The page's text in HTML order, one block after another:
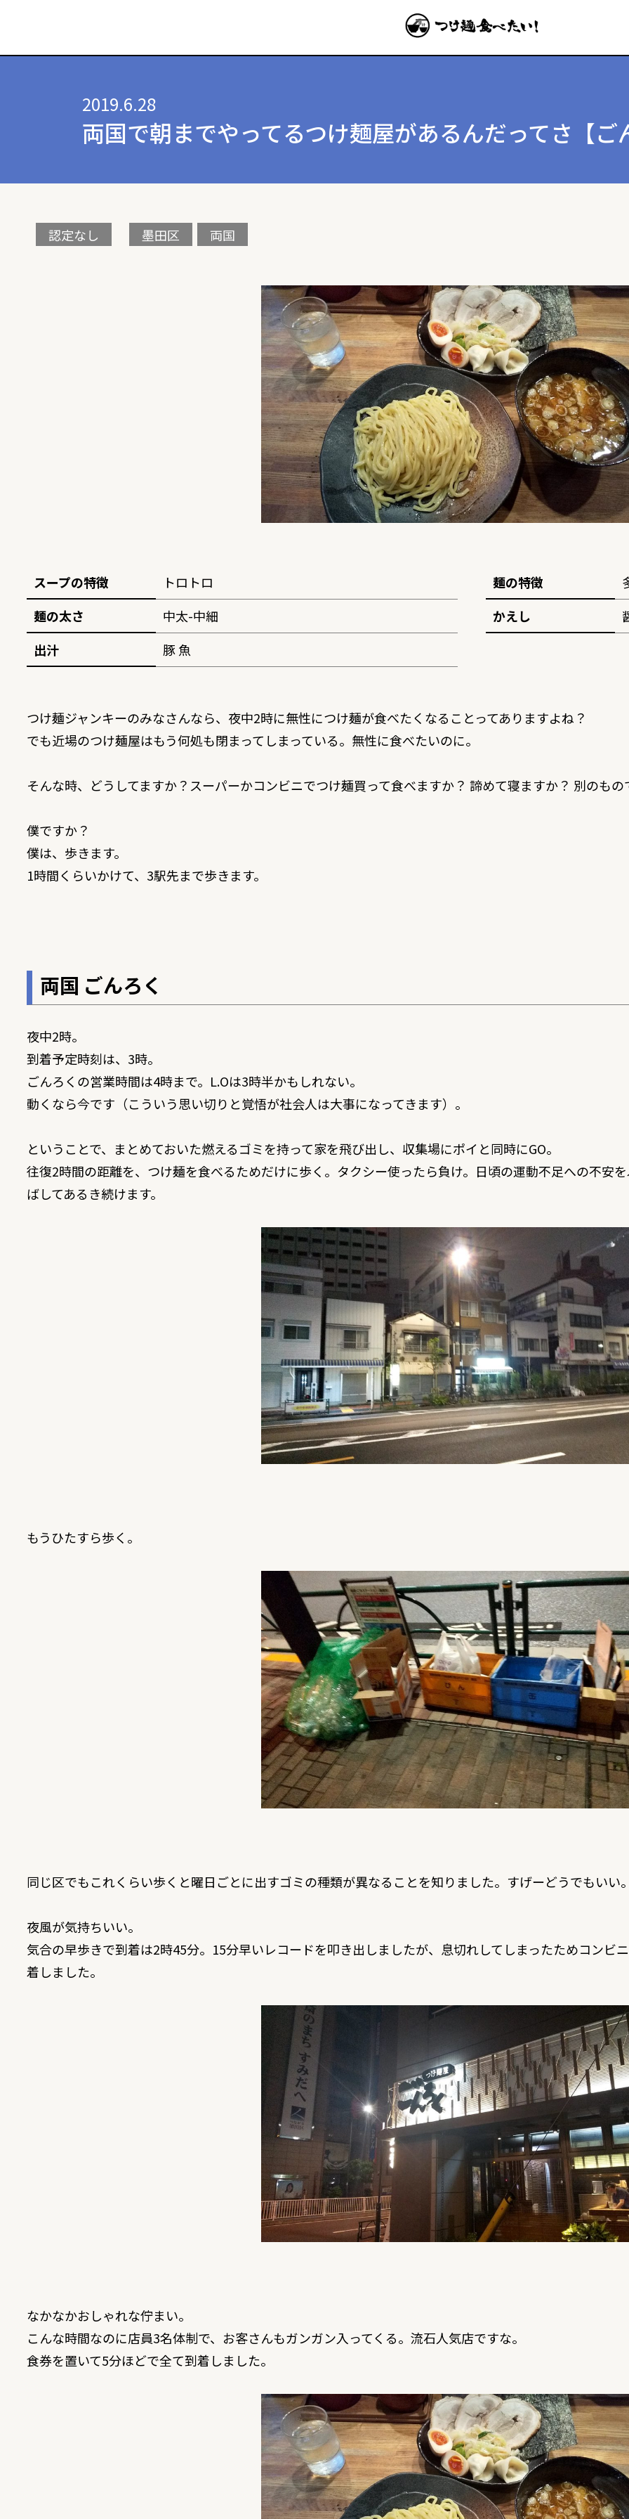
2019.6.28
両国で朝までやってるつけ麺屋があるんだってさ【
認定なし 墨田区 両国
スープの特徴 トロトロ 麺の特徴
麺の太さ
中太-中細 かえし
出汁
豚 魚
つけ麺ジャンキーのみなさんなら、夜中2時に無性につけ麺が食べたくなることってありますよね？
でも近場のつけ麺屋はもう何処も閉まってしまっている。無性に食べたいのに。
そんな時、どうしてますか？スーパーかコンビニでつけ麺買って食べますか？ 諦めて寝ますか？ 別のも
僕ですか？
僕は、歩きます。
1時間くらいかけて、3駅先まで歩きます。
両国 ごんろく
夜中2時。
到着予定時刻は、3時。
ごんろくの営業時間は4時まで。L.Oは3時半かもしれない。
動くなら今です（こういう思い切りと覚悟が社会人は大事になってきます）。
ということで、まとめておいた燃えるゴミを持って家を飛び出し、収集場にポイと同時にGO。
往復2時間の距離を、つけ麺を食べるためだけに歩く。タクシー使ったら負け。日頃の運動不足への不安
ばしてあるき続けます。
もうひたすら歩く。
同じ区でもこれくらい歩くと曜日ごとに出すゴミの種類が異なることを知りました。すげーどうでもいい
夜風が気持ちいい。
気合の早歩きで到着は2時45分。15分早いレコードを叩き出しましたが、息切れしてしまったためコンビ
着しました。
なかなかおしゃれな佇まい。
こんな時間なのに店員3名体制で、お客さんもガンガン入ってくる。流石人気店ですな。
食券を置いて5分ほどで全て到着しました。